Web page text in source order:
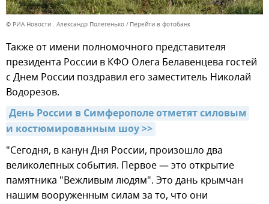
© РИА Новости . Александр Полегенько Перейти в фотобанк
Также от имени полномочного представителя
президента России в КФО Олега Белавенцева гостей
с Днем России поздравил его заместитель Николай
Водорезов.
День России в Симферополе отметят силовым
и костюмированным шоу >>
"Сегодня, в канун Дня России, произошло два
великолепных события. Первое — это открытие
памятника "Вежливым людям". Это дань крымчан
нашим вооруженным силам за то, что они